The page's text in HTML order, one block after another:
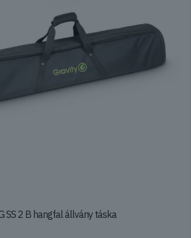
SS 2 B hangfal állvány táska